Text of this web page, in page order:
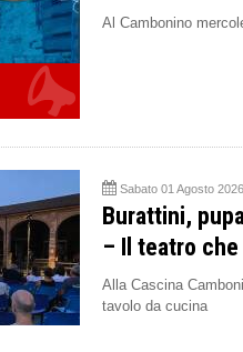
Al Cambonino
Sabato 01 Agosto 2026
Burattini,
– Il teatro
Alla Cascina
tavolo da cucina